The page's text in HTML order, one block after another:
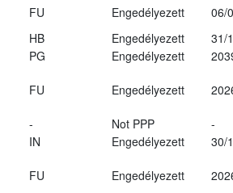
FU Engedélyezett
06/
HB Engedélyezett
31/
PG Engedélyezett
FU Engedélyezett
- Not PPP
-
IN Engedélyezett
30/
FU Engedélyezett